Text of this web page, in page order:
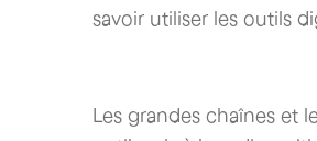
savoir utiliser les outils
Les grandes chaînes et